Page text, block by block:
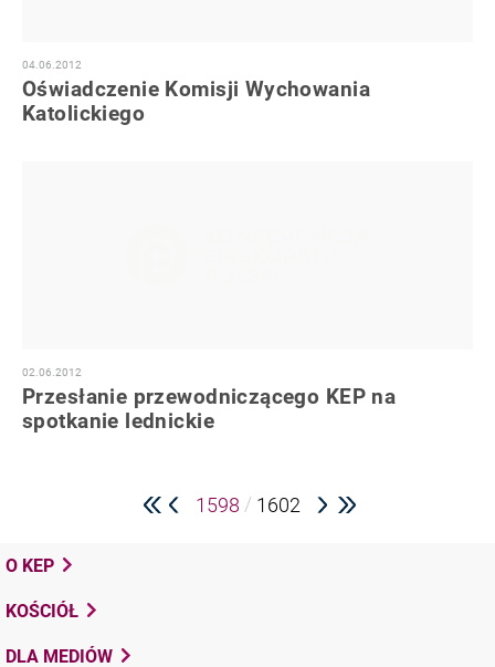
04.06.2012
Oświadczenie Komisji Wychowania
Katolickiego
02.06.2012
Przesłanie przewodniczącego KEP na
spotkanie lednickie
1598 / 1602
O KEP
KOŚCIÓŁ
DLA MEDIÓW